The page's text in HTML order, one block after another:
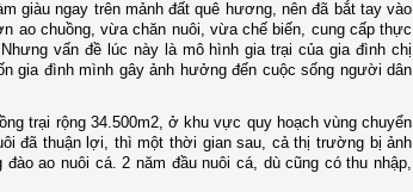
giàu ngay trên mảnh đất quê hương, nên đã bắt tay vào
ao chuồng, vừa chăn nuôi, vừa chế biến, cung cấp thực
vấn đề lúc này là mô hình gia trại của gia đình chị
gia đình mình gây ảnh hưởng đến cuộc sống người dân
trại rộng 34.500m2, ở khu vực quy hoạch vùng chuyển
đã thuận lợi, thì một thời gian sau, cả thị trường bị ảnh
ao nuôi cá. 2 năm đầu nuôi cá, dù cũng có thu nhập,